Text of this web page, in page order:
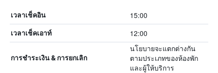
เวลาเช็คอิน 15:00
เวลาเช็คเอาท์ 12:00
การชำระเงิน & การยกเลิก
นโยบายจะแตกต่างกัน
ตามประเภทของห้องพัก
และผู้ให้บริการ